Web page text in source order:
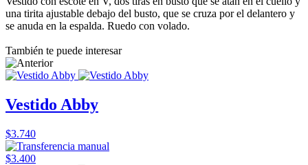
una tirita ajustable debajo del busto, que se cruza por el delantero y
se anuda en la espalda. Ruedo con volado.
También te puede interesar
Vestido Abby
$3.740
$3.400